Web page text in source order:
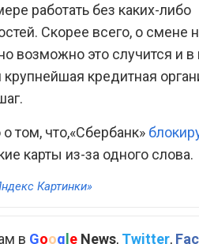
работать без каких-либо
Скорее всего, о смене
возможно это случится и в
кредитная
том, что,«Сбербанк»
карты из-за одного слова.
Картинки»
в Google News, Twitter,